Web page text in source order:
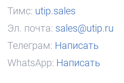
Тимс: utip.sales
Эл. почта: sales@utip.ru
Телеграм: Написать
WhatsApp: Написать